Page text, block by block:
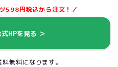
598円税込から注文！／
HPを見る ＞
無料になります。